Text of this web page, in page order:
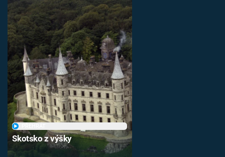
Sledujte nás
Skotsko z výšky